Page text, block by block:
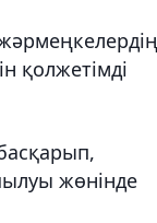
қолжетімді
жөнінде